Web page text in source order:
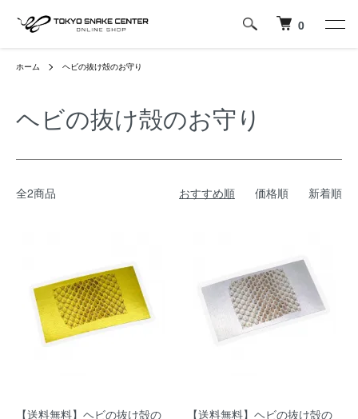
0
ホーム ヘビの抜け殻のお守り
ヘビの抜け殻のお守り
全2商品 おすすめ順 価格順 新着順
【送料無料】ヘビの抜け殻の
【送料無料】ヘビの抜け殻の